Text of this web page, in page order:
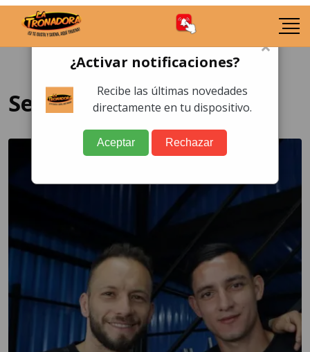
Selección
×
¿Activar notificaciones?
Recibe las últimas novedades
directamente en tu dispositivo.
Aceptar Rechazar